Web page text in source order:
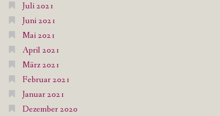
Juli 2021
Juni 2021
Mai 2021
April 2021
März 2021
Februar 2021
Januar 2021
Dezember 2020